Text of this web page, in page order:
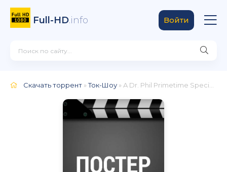
Full-HD.info Войти
Скачать торрент »Ток-Шоу » A Dr. Phil Primetime Special: Escaping Addiction II